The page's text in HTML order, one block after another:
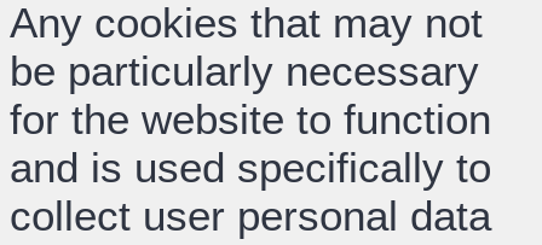
Any cookies that may not
be particularly necessary
for the website to function
and is used specifically to
collect user personal data